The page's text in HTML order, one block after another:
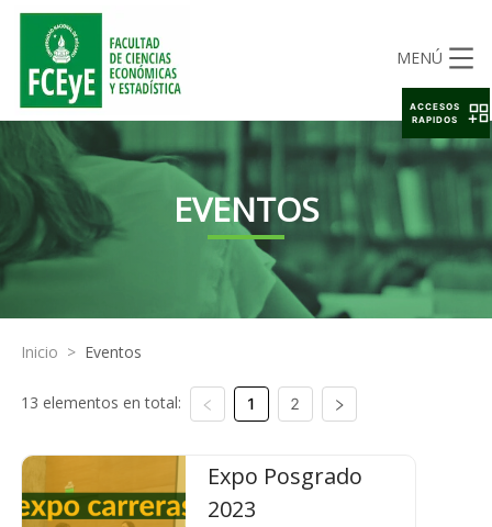
MENÚ
EVENTOS
Inicio > Eventos
13 elementos en total: 1 2
Expo Posgrado
2023
ACCESOS
RAPIDOS